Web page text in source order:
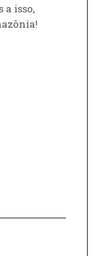
a isso,